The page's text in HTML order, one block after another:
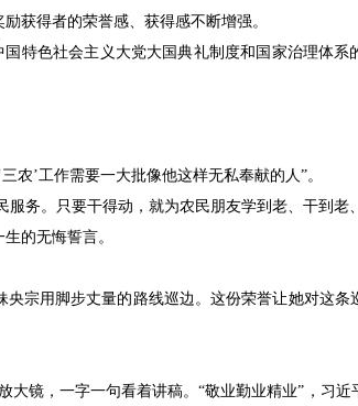
获得者的荣誉感、获得感不断增强。
特色社会主义大党大国典礼制度和国家治理体系
农’工作需要一大批像他这样无私奉献的人”。
务。只要干得动，就为农民朋友学到老、干到老
的无悔誓言。
宗用脚步丈量的路线巡边。这份荣誉让她对这条
镜，一字一句看着讲稿。“敬业勤业精业”，习